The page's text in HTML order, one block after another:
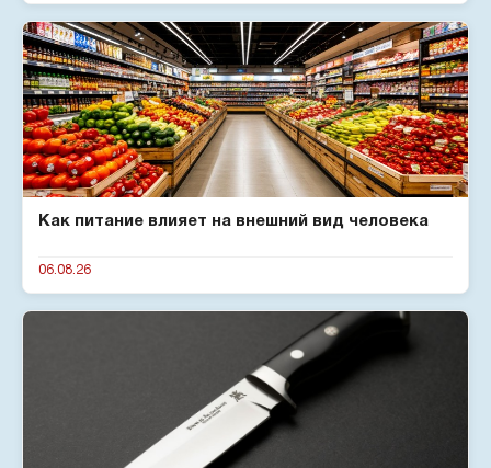
Как питание влияет на внешний вид человека
06.08.26